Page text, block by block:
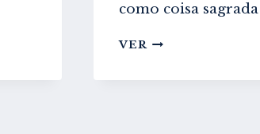
como coisa
VER O